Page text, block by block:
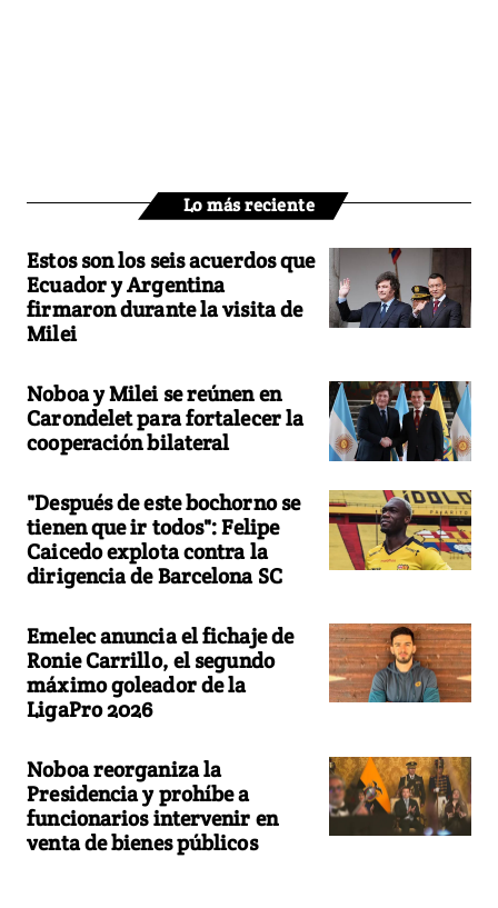
Lo más reciente
Estos son los seis acuerdos que
Ecuador y Argentina
firmaron durante la visita de
Milei
Noboa y Milei se reúnen en
Carondelet para fortalecer la
cooperación bilateral
"Después de este bochorno se
tienen que ir todos": Felipe
Caicedo explota contra la
dirigencia de Barcelona SC
Emelec anuncia el fichaje de
Ronie Carrillo, el segundo
máximo goleador de la
LigaPro 2026
Noboa reorganiza la
Presidencia y prohíbe a
funcionarios intervenir en
venta de bienes públicos